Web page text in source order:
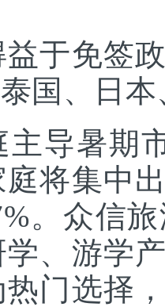
免签政
国、日
暑期市
将集中
。众信
、游学
门选择